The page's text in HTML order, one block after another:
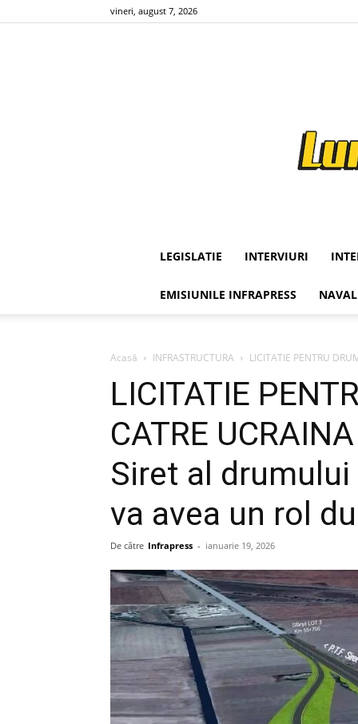
vineri, august 7, 2026
LEGISLATIE INTERVIURI
EMISIUNILE INFRAPRESS NAVAL
Acasă INFRASTRUCTURA LICITATIE PENTRU
LICITATIE
CATRE
Siret al
va avea un rol
De către Infrapress - ianuarie 19, 2026